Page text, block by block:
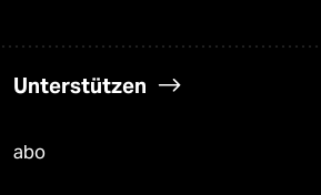
Unterstützen
abo